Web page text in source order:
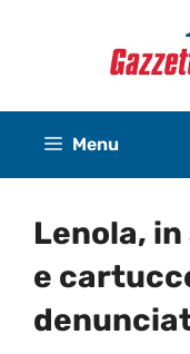
Menu
Lenola,
e